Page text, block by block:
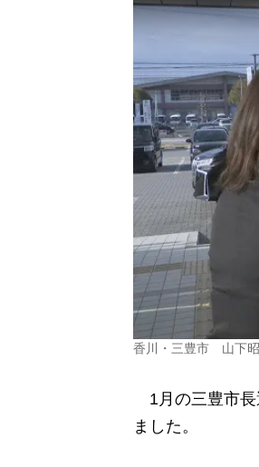
香川・三豊市 山下昭
1月の三豊市長
ました。